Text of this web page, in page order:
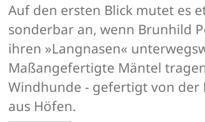
Auf den ersten Blick mutet es
sonderbar an, wenn Brunhild
ihren »Langnasen«
Maßangefertigte Mäntel
Windhunde - gefertigt von
aus Höfen.